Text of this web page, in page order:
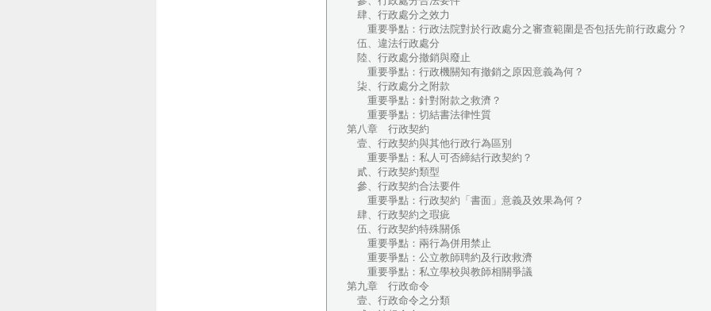
肆、行政處分之效力
重要爭點：行政法院對於行政處分之審查範圍是否包括先前行政處分？
伍、違法行政處分
陸、行政處分撤銷與廢止
重要爭點：行政機關知有撤銷之原因意義為何？
柒、行政處分之附款
重要爭點：針對附款之救濟？
重要爭點：切結書法律性質
第八章 行政契約
壹、行政契約與其他行政行為區別
重要爭點：私人可否締結行政契約？
貳、行政契約類型
參、行政契約合法要件
重要爭點：行政契約「書面」意義及效果為何？
肆、行政契約之瑕疵
伍、行政契約特殊關係
重要爭點：兩行為併用禁止
重要爭點：公立教師聘約及行政救濟
重要爭點：私立學校與教師相關爭議
第九章 行政命令
壹、行政命令之分類